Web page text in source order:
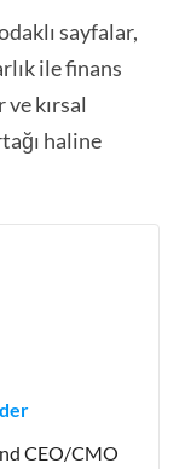
sayfalar,
ile finans
kırsal
haline
CEO/CMO